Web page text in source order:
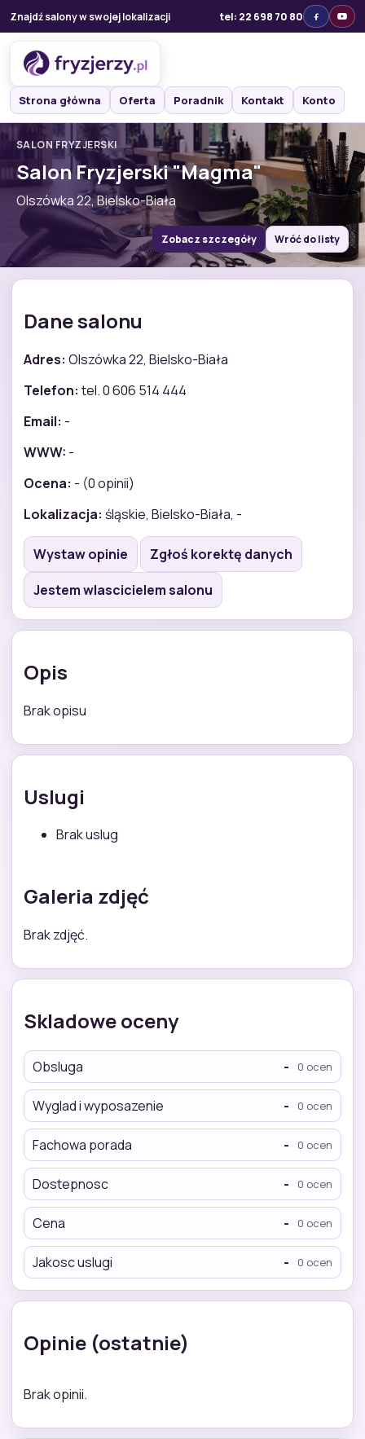
Znajdź salony w swojej lokalizacji tel: 22 698 70 80
Strona główna Oferta Poradnik Kontakt Konto
SALON FRYZJERSKI
Salon Fryzjerski "Magma"
Olszówka 22, Bielsko-Biała
Zobacz szczegóły Wróć do listy
Dane salonu
Adres: Olszówka 22, Bielsko-Biała
Telefon: tel. 0 606 514 444
Email: -
WWW: -
Ocena: - (0 opinii)
Lokalizacja: śląskie, Bielsko-Biała, -
Wystaw opinie
Zgłoś korektę danych
Jestem wlascicielem salonu
Opis
Brak opisu
Uslugi
Brak uslug
Galeria zdjęć
Brak zdjęć.
Skladowe oceny
Obsluga - 0 ocen
Wyglad i wyposazenie - 0 ocen
Fachowa porada - 0 ocen
Dostepnosc - 0 ocen
Cena - 0 ocen
Jakosc uslugi - 0 ocen
Opinie (ostatnie)
Brak opinii.